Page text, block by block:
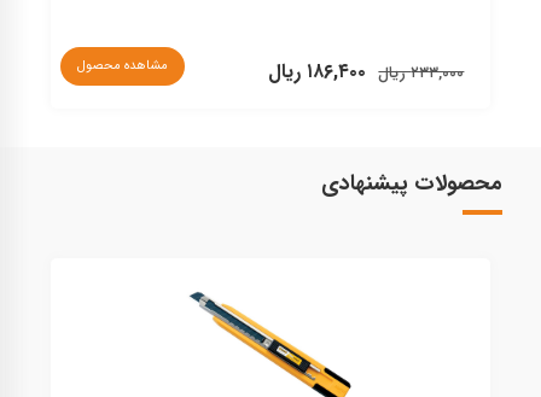
۱۸۶,۴۰۰ ریال ۲۳۳,۰۰۰ ریال مشاهده محصول
محصولات پیشنهادی